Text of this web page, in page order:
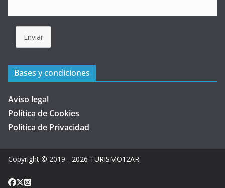
Enviar
Bases y condiciones
Aviso legal
Política de Cookies
Política de Privacidad
Copyright © 2019 - 2026 TURISMO12AR.